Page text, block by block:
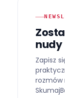
później
właśnie
z
świecie
nudy
Zapisz
rozmów